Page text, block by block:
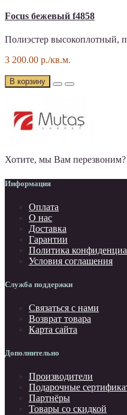
Focus бежевый f4858
Полиэстер высокоплотный,
3 200.00 р./кв.м.
В корзину
Хотите, мы Вам перезвоним?
Информация
Оплата
О нас
Доставка
Гарантии
Политика
Условия соглашения
Служба поддержки
Связаться с нами
Возврат товара
Карта сайта
Дополнительно
Производители
Подарочные
Партнёры
Товары со скидкой